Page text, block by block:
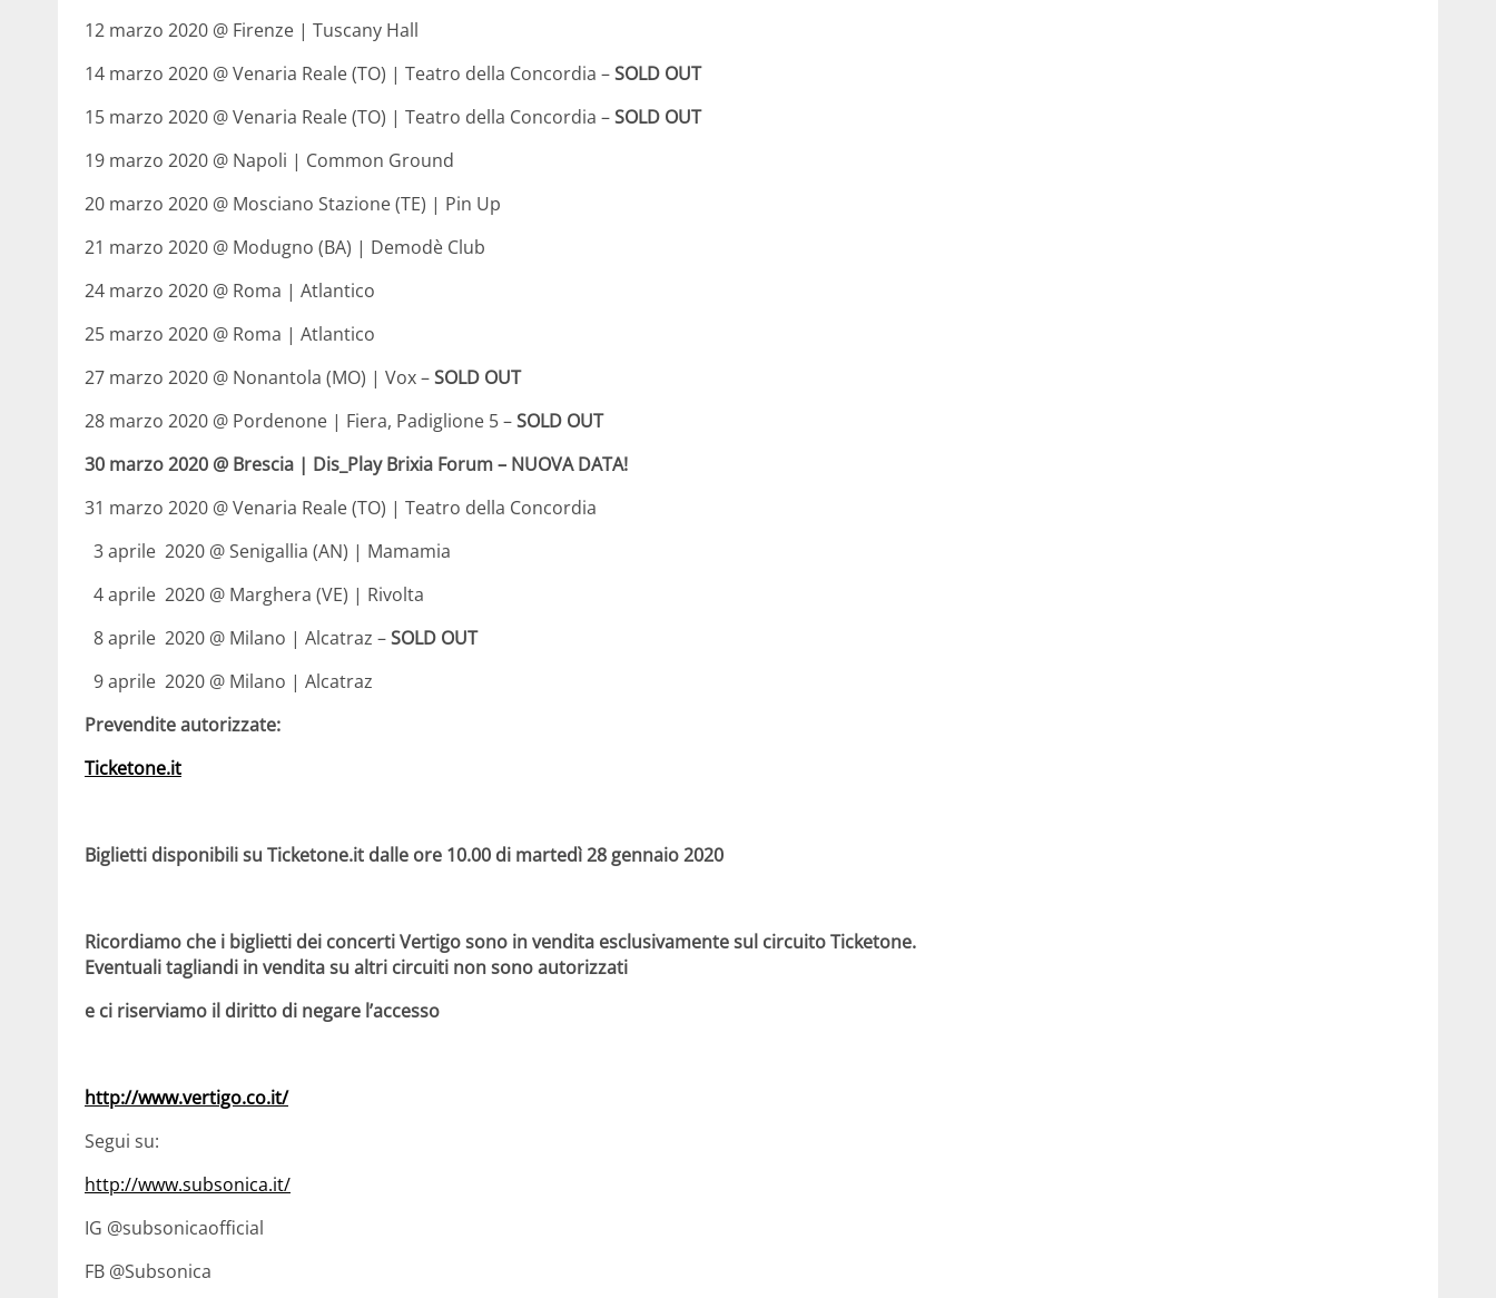
12 marzo 2020 @ Firenze | Tuscany Hall
14 marzo 2020 @ Venaria Reale (TO) | Teatro della Concordia –SOLD OUT
15 marzo 2020 @ Venaria Reale (TO) | Teatro della Concordia –SOLD OUT
19 marzo 2020 @ Napoli | Common Ground
20 marzo 2020 @ Mosciano Stazione (TE) | Pin Up
21 marzo 2020 @ Modugno (BA) | Demodè Club
24 marzo 2020 @ Roma | Atlantico
25 marzo 2020 @ Roma | Atlantico
27 marzo 2020 @ Nonantola (MO) | Vox–SOLD OUT
28 marzo 2020 @ Pordenone | Fiera, Padiglione 5 –SOLD OUT
30 marzo 2020 @ Brescia | Dis_Play Brixia Forum – NUOVA DATA!
31 marzo 2020 @ Venaria Reale (TO) | Teatro della Concordia
3 aprile 2020 @ Senigallia (AN) | Mamamia
4 aprile 2020 @ Marghera (VE) | Rivolta
8 aprile 2020 @ Milano | Alcatraz –SOLD OUT
9 aprile 2020 @ Milano | Alcatraz
Prevendite autorizzate:
Ticketone.it
Biglietti disponibili su Ticketone.it dalle ore 10.00 di martedì 28 gennaio 2020
Ricordiamo che i biglietti dei concerti Vertigo sono in vendita esclusivamente sul circuito Ticketone.
Eventuali tagliandi in vendita su altri circuiti non sono autorizzati
e ci riserviamo il diritto di negare l’accesso
http://www.vertigo.co.it/
Segui su:
http://www.subsonica.it/
IG @subsonicaofficial
FB @Subsonica